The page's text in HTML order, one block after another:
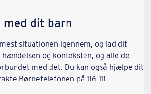
med dit barn
situationen igennem, og lad dit
og konteksten, og alle de
med det. Du kan også hjælpe dit
Børnetelefonen på 116 111.